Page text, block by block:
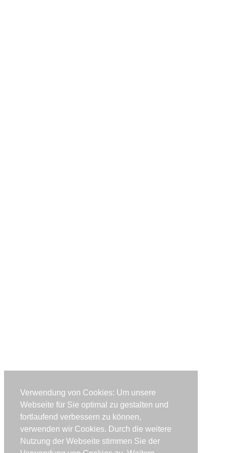
Verwendung von Cookies: Um unsere
Webseite für Sie optimal zu gestalten und
fortlaufend verbessern zu können,
verwenden wir Cookies. Durch die weitere
Nutzung der Webseite stimmen Sie der